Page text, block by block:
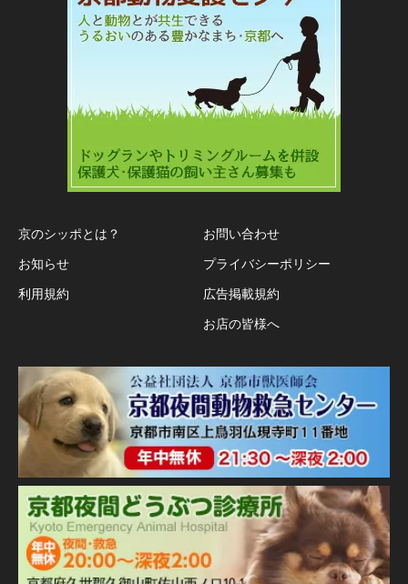
京のシッポとは？
お知らせ
利用規約
お問い合わせ
プライバシーポリシー
広告掲載規約
お店の皆様へ